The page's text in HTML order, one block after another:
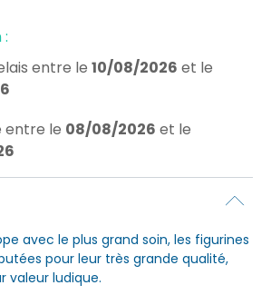
entre le 10/08/2026 et le
entre le 08/08/2026 et le
avec le plus grand soin, les figurines
pour leur très grande qualité,
valeur ludique.